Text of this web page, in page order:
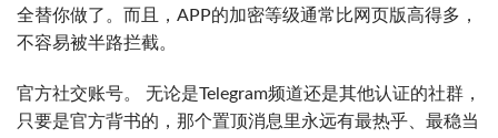
全替你做了。而且，APP的加密等级通常比网页版高得多，
不容易被半路拦截。
官方社交账号。 无论是Telegram频道还是其他认证的社群，
只要是官方背书的，那个置顶消息里永远有最热乎、最稳当